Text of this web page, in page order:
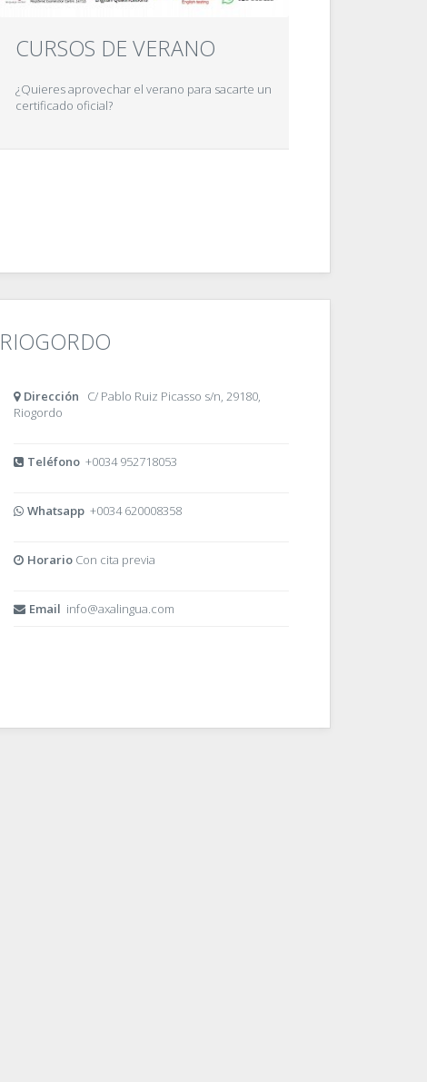
CURSOS DE VERANO
¿Quieres aprovechar el verano para sacarte un
certificado oficial?
RIOGORDO
Dirección C/ Pablo Ruiz Picasso s/n, 29180,
Riogordo
Teléfono+0034 952718053
Whatsapp+0034 620008358
HorarioCon cita previa
Email info@axalingua.com